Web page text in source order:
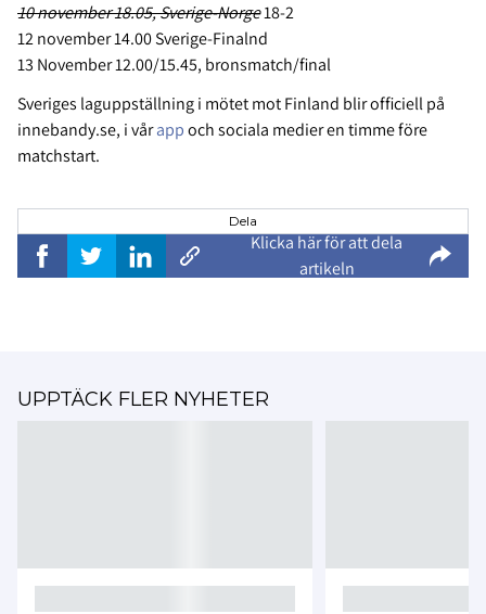
10 november 18.05, Sverige-Norge18-2
12 november 14.00 Sverige-Finalnd
13 November 12.00/15.45, bronsmatch/final
Sveriges laguppställning i mötet mot Finland blir officiell på
innebandy.se, i vårappoch sociala medier en timme före
matchstart.
Dela
Klicka här för att dela
artikeln
UPPTÄCK FLER NYHETER